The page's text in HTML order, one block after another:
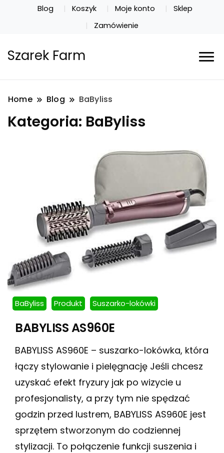
Blog Koszyk Moje konto
Sklep
Zamówienie
Szarek Farm
Home Blog BaByliss
Kategoria: BaByliss
BaByliss Produkt Suszarko-lokówki
BABYLISS AS960E
BABYLISS AS960E – suszarko-lokówka, która
łączy stylowanie i pielęgnację Jeśli chcesz
uzyskać efekt fryzury jak po wizycie u
profesjonalisty, a przy tym nie spędzać
godzin przed lustrem, BABYLISS AS960E jest
sprzętem stworzonym do codziennej
stylizacji. To połączenie funkcji suszenia i